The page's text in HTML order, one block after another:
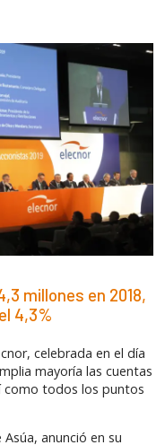
millones en 2018,
4,3%
celebrada en el día
mayoría las cuentas
como todos los puntos
anunció en su